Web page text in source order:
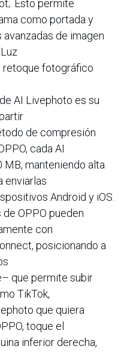
Esto permite
como portada y
de imagen
retoque fotográfico
AI Livephoto es su
de compresión
cada AI
manteniendo alta
enviarlas
Android y iOS.
OPPO pueden
con
posicionando a
que permite subir
TikTok,
que quiera
toque el
inferior derecha,